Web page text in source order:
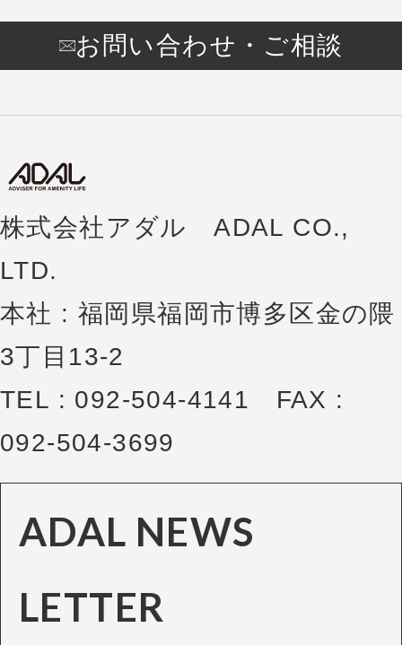
お問い合わせ・ご相談
株式会社アダル ADAL CO.,
LTD.
本社 : 福岡県福岡市博多区金の隈
3丁目13-2
TEL : 092-504-4141 FAX :
092-504-3699
ADAL NEWS
LETTER